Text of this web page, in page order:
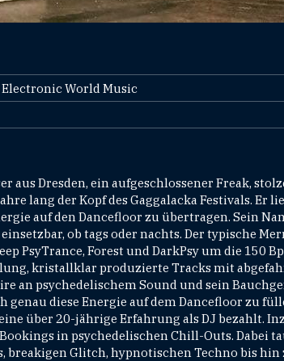
Electronic World Music
aus Dresden, ein aufgeschlossener Freak,
lang der Kopf des Gaggalacka Festivals. Er
auf den Dancefloor zu übertragen. Sein
ob tags oder nachts. Der typische
PsyTrance, Forest und DarkPsy um die 150
kristallklar produzierte Tracks mit
an psychedelischem Sound und sein
diese Energie auf dem Dancefloor zu
über 20-jährige Erfahrung als DJ bezahlt.
in psychedelischen Chill-Outs. Dabei
breakigen Glitch, hypnotischen Techno bis hin